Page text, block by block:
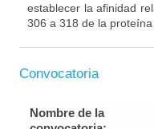
establecer la afinidad
306 a 318 de la
Convocatoria
Nombre de la